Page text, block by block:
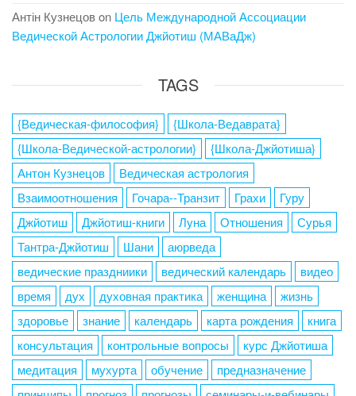
Антін Кузнецовon Цель Международной Ассоциации
Ведической Астрологии Джйотиш (МАВаДж)
TAGS
{Ведическая-философия}
{Школа-Ведаврата}
{Школа-Ведической-астрологии}
{Школа-Джйотиша}
Антон Кузнецов
Ведическая астрология
Взаимоотношения
Гочара--Транзит Грахи
Гуру
Джйотиш
Джйотиш-книги Луна Отношения
Сурья
Тантра-Джйотиш
Шани
аюрведа
ведические праздниики
ведический календарь
видео
время
дух духовная практика женщина
жизнь
здоровье
знание календарь карта рождения
книга
консультация
контрольные вопросы
курс Джйотиша
медитация
мухурта обучение
предназначение